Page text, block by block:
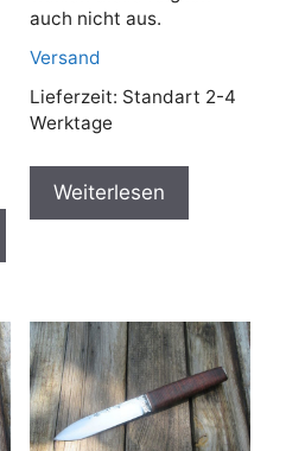
auch nicht aus.
Versand
Lieferzeit: Standart 2-4
Werktage
Weiterlesen